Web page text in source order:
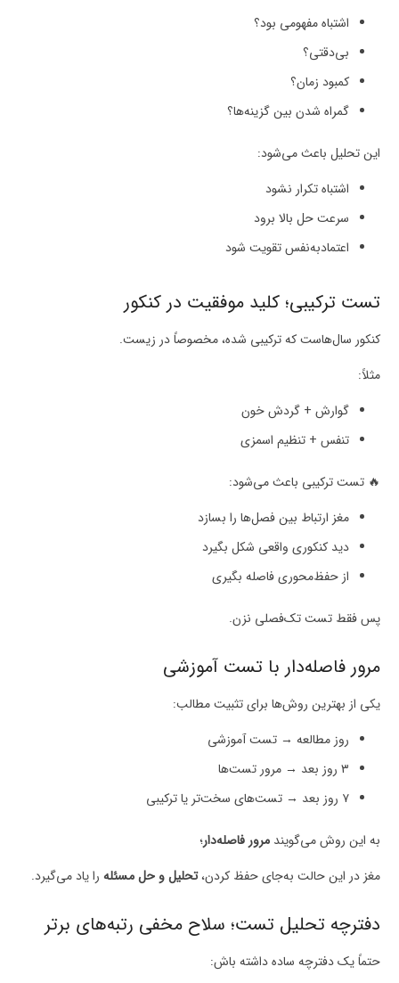
اشتباه مفهومی بود؟
بی‌دقتی؟
کمبود زمان؟
گمراه شدن بین گزینه‌ها؟
این تحلیل باعث می‌شود:
اشتباه تکرار نشود
سرعت حل بالا برود
اعتمادبه‌نفس تقویت شود
تست ترکیبی؛ کلید موفقیت در کنکور
کنکور سال‌هاست که ترکیبی شده، مخصوصاً در زیست.
مثلاً:
گوارش + گردش خون
تنفس + تنظیم اسمزی
🔥 تست ترکیبی باعث می‌شود:
مغز ارتباط بین فصل‌ها را بسازد
دید کنکوری واقعی شکل بگیرد
از حفظ‌محوری فاصله بگیری
پس فقط تست تک‌فصلی نزن.
مرور فاصله‌دار با تست آموزشی
یکی از بهترین روش‌ها برای تثبیت مطالب:
روز مطالعه → تست آموزشی
۳ روز بعد → مرور تست‌ها
۷ روز بعد → تست‌های سخت‌تر یا ترکیبی
به این روش می‌گویند مرور فاصله‌دار؛
مغز در این حالت به‌جای حفظ کردن،تحلیل و حل مسئله را یاد می‌گیرد.
دفترچه تحلیل تست؛ سلاح مخفی رتبه‌های برتر
حتماً یک دفترچه ساده داشته باش: